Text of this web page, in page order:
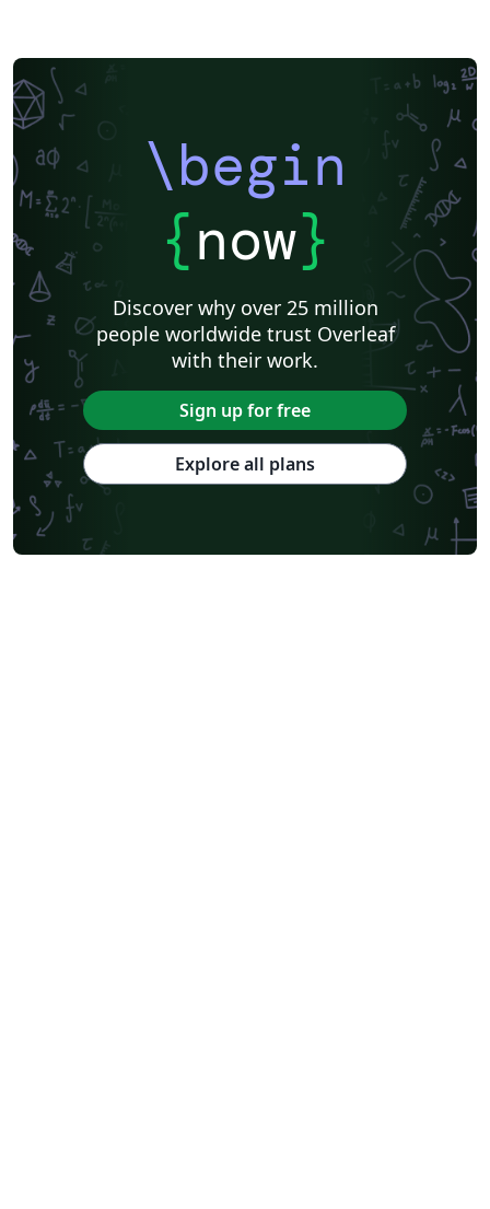
\begin
{now}
Discover why over 25 million
people worldwide trust Overleaf
with their work.
Sign up for free
Explore all plans